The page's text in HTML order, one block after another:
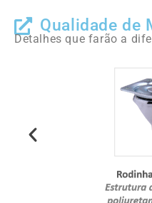
Qualidade de
Detalhes que farão a